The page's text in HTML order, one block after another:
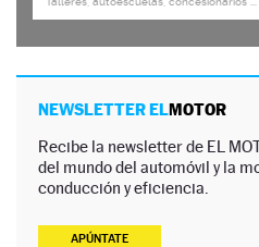
NEWSLETTER ELMOTOR
Recibe la newsletter de EL
del mundo del automóvil y la
conducción y eficiencia.
APÚNTATE